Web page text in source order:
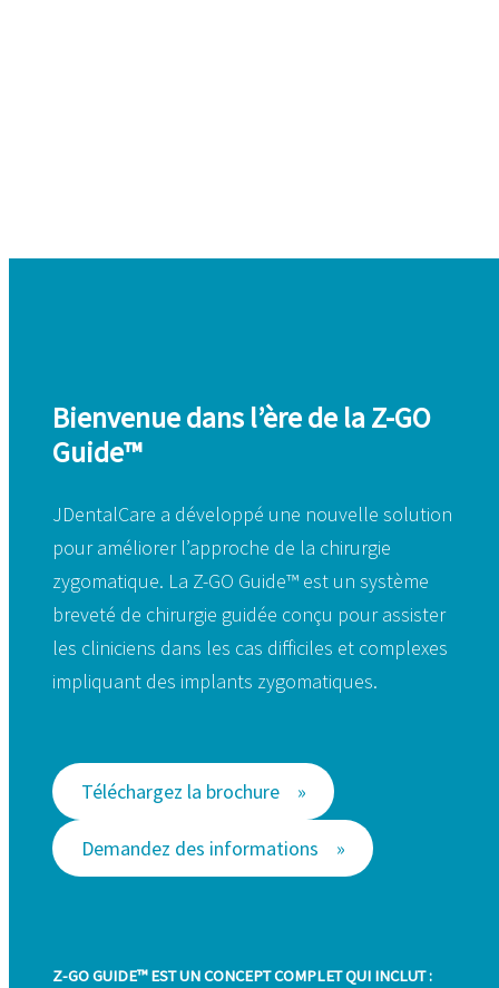
Bienvenue dans l’ère de la Z-GO
Guide™
JDentalCare a développé une nouvelle solution
pour améliorer l’approche de la chirurgie
zygomatique. La Z-GO Guide™ est un système
breveté de chirurgie guidée conçu pour assister
les cliniciens dans les cas difficiles et complexes
impliquant des implants zygomatiques.
Téléchargez la brochure
Demandez des informations
Z-GO GUIDE™ EST UN CONCEPT COMPLET QUI INCLUT :